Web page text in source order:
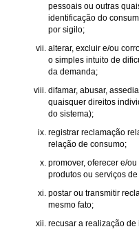
pessoais ou outras
identificação do
por sigilo;
alterar, excluir e/ou
o simples intuito de
da demanda;
difamar, abusar,
quaisquer direitos
do sistema);
registrar reclamação
relação de consumo;
promover, oferecer e/
produtos ou serviços
postar ou transmitir
mesmo fato;
recusar a realização